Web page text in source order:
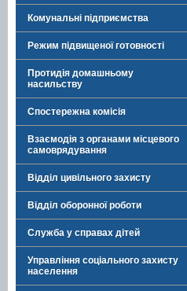
Комунальні підприємства
Режим підвищеної готовності
Протидія домашньому
насильству
Спостережна комісія
Взаємодія з органами місцевого
самоврядування
Відділ цивільного захисту
Відділ оборонної роботи
Служба у справах дітей
Управління соціального захисту
населення